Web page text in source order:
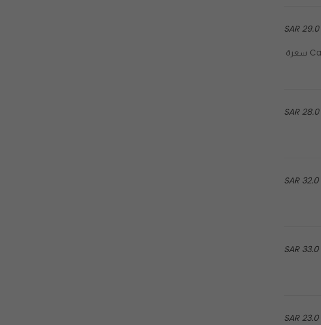
29.0 SAR
cheetos - دجاج مقلي، خبز البريوش، كولسلو، هالابينو، صوص جريب الحار، جارليك مايو، جبنة شيدر سائلة، شيتوس حار 620 Cal - 620 سعرة
28.0 SAR
32.0 SAR
33.0 SAR
23.0 SAR